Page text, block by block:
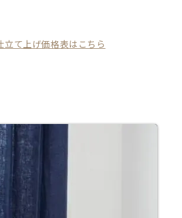
立て上げ価格表はこちら